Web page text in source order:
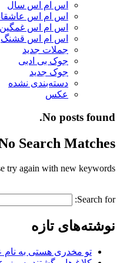
اس ام اس سال
اس ام اس
اس ام اس غمگین
اس ام اس قشنگ
جملات جدید
جوک بی ادبی
جوک جدید
دسته‌بندی نشده
عکس
No posts found.
Search Matches
try again with new keywords.
Search for:
نوشته‌های تازه
تو مخدری هستی به